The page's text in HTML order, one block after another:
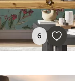
6